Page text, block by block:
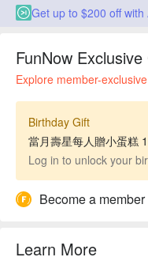
Get up to $200 off with
FunNow Exclusive
Explore member-
Birthday Gift
當月壽星每人贈小蛋糕
Log in to unlock your
Become a
Learn More